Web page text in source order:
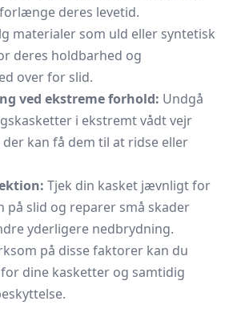
deres levetid.
materialer som uld eller syntetisk
deres holdbarhed og
over for slid.
ved ekstreme forhold: Undgå
i ekstremt vådt vejr
kan få dem til at ridse eller
Tjek din kasket jævnligt for
på slid og reparer små skader
yderligere nedbrydning.
på disse faktorer kan du
dine kasketter og samtidig